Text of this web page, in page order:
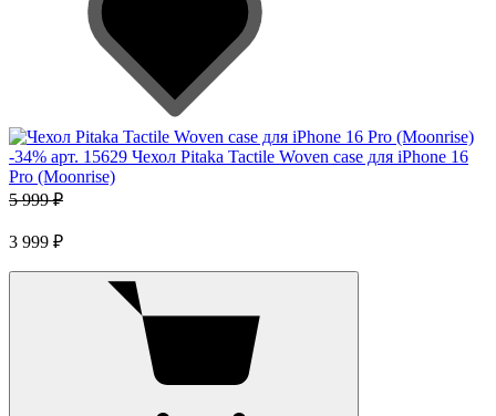
-34% арт. 15629 Чехол Pitaka Tactile Woven case для iPhone 16
Pro (Moonrise)
5 999 ₽
3 999 ₽